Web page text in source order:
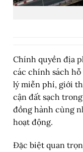
Chính quyền địa
các chính sách
lý miễn phí, giới
cận đất sạch
đồng hành cùng
hoạt động.
Đặc biệt quan